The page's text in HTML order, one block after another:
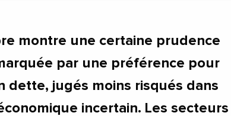
montre une certaine prudence
par une préférence pour
dette, jugés moins risqués dans
incertain. Les secteurs